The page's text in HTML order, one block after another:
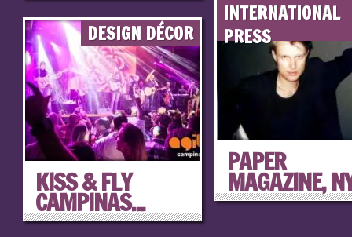
INTERNATIONAL
PRESS
PAPER
MAGAZINE,
DESIGN DÉCOR
KISS & FLY
CAMPINAS...